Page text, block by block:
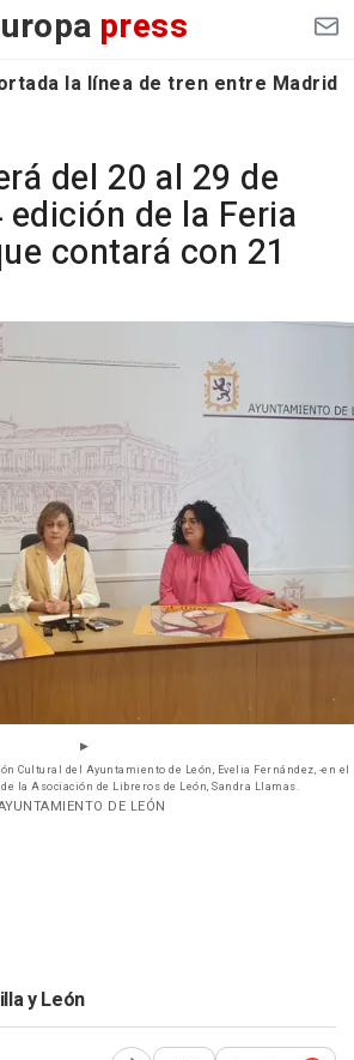
press
la línea de tren entre Madrid
del 20 al 29 de
de la Feria
contará con 21
Cultural del Ayuntamiento de León, Evelia Fernández, -en el
la Asociación de Libreros de León, Sandra Llamas.
DE LEÓN
y León